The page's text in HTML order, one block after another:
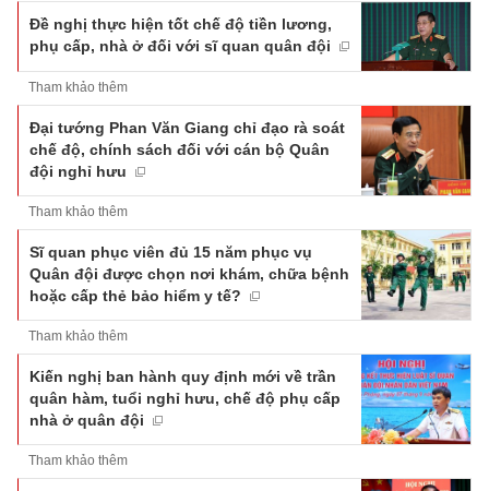
Đề nghị thực hiện tốt chế độ tiền lương,
phụ cấp, nhà ở đối với sĩ quan quân đội
Tham khảo thêm
Đại tướng Phan Văn Giang chỉ đạo rà soát
chế độ, chính sách đối với cán bộ Quân
đội nghỉ hưu
Tham khảo thêm
Sĩ quan phục viên đủ 15 năm phục vụ
Quân đội được chọn nơi khám, chữa bệnh
hoặc cấp thẻ bảo hiểm y tế?
Tham khảo thêm
Kiến nghị ban hành quy định mới về trần
quân hàm, tuổi nghỉ hưu, chế độ phụ cấp
nhà ở quân đội
Tham khảo thêm